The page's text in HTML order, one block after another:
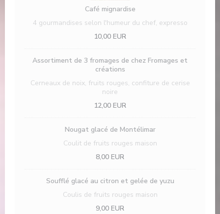
Café mignardise
4 gourmandises selon l'humeur du chef, expresso
10,00 EUR
Assortiment de 3 fromages de chez Fromages et
créations
Cerneaux de noix, fruits rouges, confiture de cerise
noire
12,00 EUR
Nougat glacé de Montélimar
Coulit de fruits rouges maison
8,00 EUR
Soufflé glacé au citron et gelée de yuzu
Coulis de fruits rouges maison
9,00 EUR